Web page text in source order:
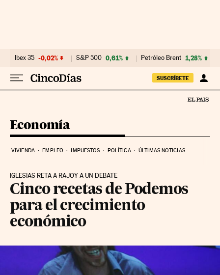
Ibex 35 -0,02% S&P 500 0,61% Petróleo Brent 1,28%
SUSCRÍBETE
Economía
VIVIENDA EMPLEO IMPUESTOS POLÍTICA ÚLTIMAS NOTICIAS
IGLESIAS RETA A RAJOY A UN DEBATE
Cinco recetas de Podemos
para el crecimiento
económico